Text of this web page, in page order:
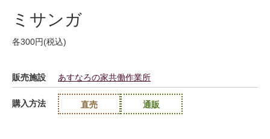
ミサンガ
各300円(税込)
販売施設 あすなろの家共働作業所
購入方法 直売 通販